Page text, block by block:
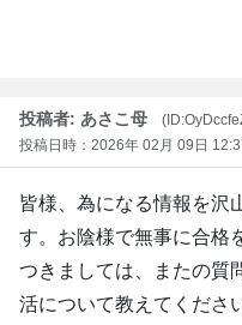
投稿者: あさこ母
投稿日時：2026年 02月 09日
皆様、為になる情報を沢
す。お陰様で無事に合格
つきましては、またの質
活について教えてくださ